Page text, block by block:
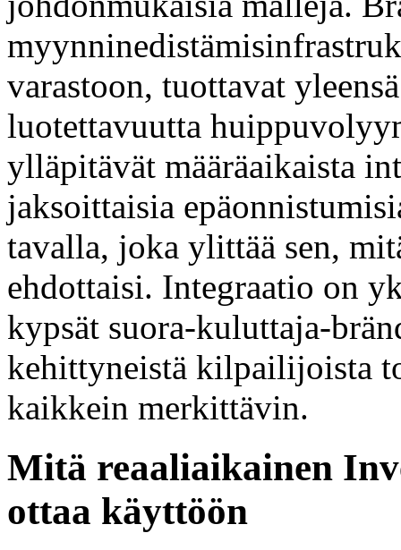
varastoon, tuottavat
luotettavuutta
ylläpitävät määräaikaista
jaksoittaisia
tavalla, joka ylittää sen,
ehdottaisi. Integraatio on
kypsät suora-kuluttaja-
kehittyneistä kilpailijoista
kaikkein merkittävin.
Mitä reaaliaikainen
ottaa käyttöön